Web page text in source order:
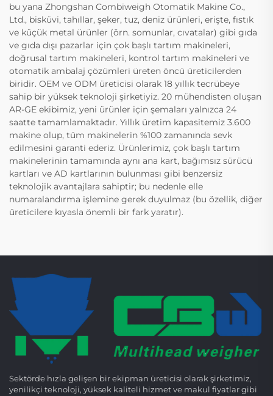
bu yana Zhongshan Combiweigh Otomatik Makine Co.,
Ltd., bisküvi, tahıllar, şeker, tuz, deniz ürünleri, erişte, fıstık
ve küçük metal ürünler (örn. somunlar, cıvatalar) gibi gıda
ve gıda dışı pazarlar için çok başlı tartım makineleri,
doğrusal tartım makineleri, kontrol tartım makineleri ve
otomatik ambalaj çözümleri üreten öncü üreticilerden
biridir. OEM ve ODM üreticisi olarak 18 yıllık tecrübeye
sahip bir yüksek teknoloji şirketiyiz. 20 mühendisten oluşan
AR-GE ekibimiz, yeni ürünler için şemaları yalnızca 24
saatte tamamlamaktadır. Yıllık üretim kapasitemiz 3.600
makine olup, tüm makinelerin %100 zamanında sevk
edilmesini garanti ederiz. Ürünlerimiz, çok başlı tartım
makinelerinin tamamında aynı ana kart, bağımsız sürücü
kartları ve AD kartlarının bulunması gibi benzersiz
teknolojik avantajlara sahiptir; bu nedenle elle
numaralandırma işlemine gerek duyulmaz (bu özellik, diğer
üreticilere kıyasla önemli bir fark yaratır).
Sektörde hızla gelişen bir ekipman üreticisi olarak şirketimiz,
yenilikçi teknoloji, yüksek kaliteli hizmet ve makul fiyatlar gibi